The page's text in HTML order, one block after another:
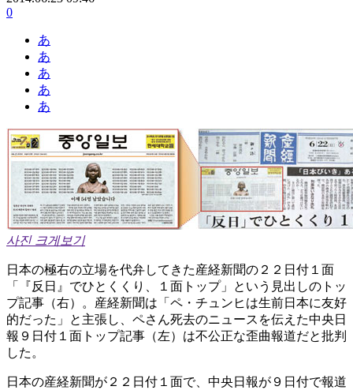
0
あ
あ
あ
あ
あ
사진 크게보기
日本の極右の立場を代弁してきた産経新聞の２２日付１面
「『反日』でひとくくり、１面トップ」という見出しのトッ
プ記事（右）。産経新聞は「ペ・チュンヒは生前日本に友好
的だった」と主張し、ペさん死去のニュースを伝えた中央日
報９日付１面トップ記事（左）は不公正な歪曲報道だと批判
した。
日本の産経新聞が２２日付１面で、中央日報が９日付で報道